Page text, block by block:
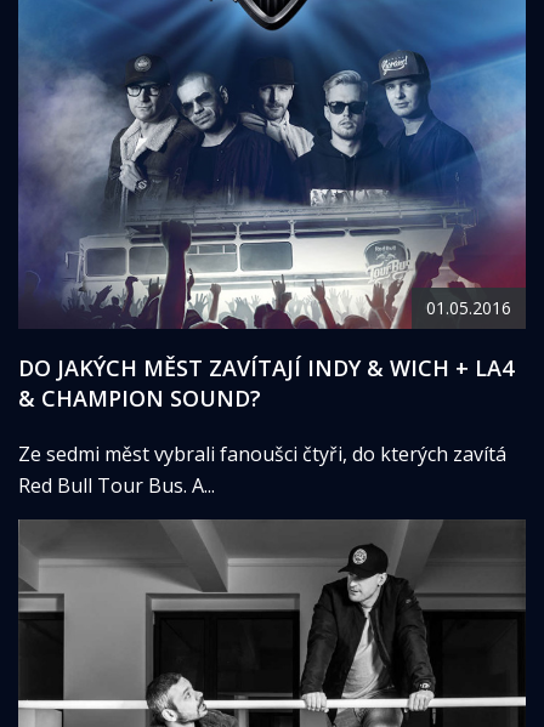
01.05.2016
DO JAKÝCH MĚST ZAVÍTAJÍ INDY & WICH + LA4
& CHAMPION SOUND?
Ze sedmi měst vybrali fanoušci čtyři, do kterých zavítá
Red Bull Tour Bus. A...